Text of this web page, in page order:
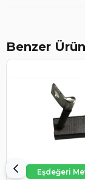
Benzer